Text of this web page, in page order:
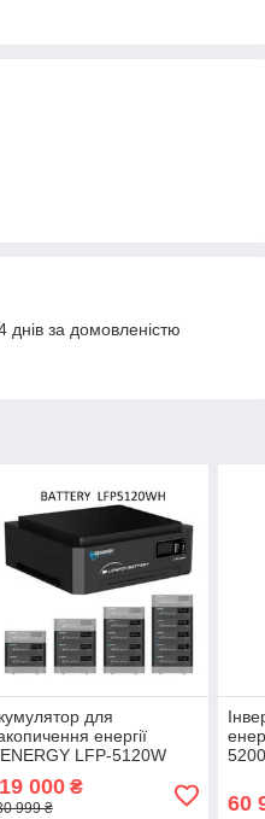
за домовленістю
для
енергії
LFP-5120W
Вт
000₴
999 ₴ 60